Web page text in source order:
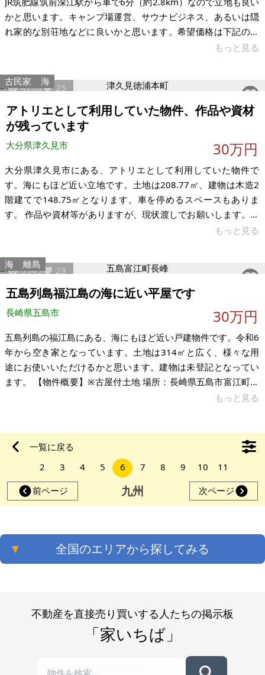
かと思います。キャンプ場運営、サウナビジネス、あるいは隠
れ家的な別荘地などに良いかと思います。希望価格は下記の通
りですが、ご相談に応じます。手付かずの土地であるため、
土地のみ 場所：福岡県糸島市二丈深江 土地：3,765㎡（約
1,139坪） 建物： 構造： 現況：原野 希望価格：600万円（ご相
談に応じます） ※現状有姿、および公簿売買でのお取引きとな
ります。
もっと見る
4208 25
古民家 海
アトリエとして利用していた物件、作品や資材
が残っています
大分県津久見市 30万円
大分県津久見市にある、アトリエとして利用していた物件で
す。海にもほど近い立地です。土地は208.77㎡、建物は木造2
階建てで148.75㎡となります。車を停めるスペースもありま
す。 作品や資材等がありますが、現状渡しでお願いします。ま
た屋根が破損しているため修繕の必要があるかと思います。
地：208.77㎡ 建物：148.75㎡ 構造：木造2階建て 現況：空き
家 希望価格：30万円（税込） ※現状有姿、および公簿売買での
お取引きとなります。 ※問い合わせ多数あるいは取引条件等に
より、上記と実際の取引価格とが異なる価格にて商談合意
もっと見る
5345 29
海 離島
五島列島福江島の海に近い平屋です
長崎県五島市 30万円
五島列島の福江島にある、海にもほど近い戸建物件です。令和6
年から空き家となっています。土地は314㎡と広く、様々な用
途にお使いいただけるかと思います。建物は未登記となってい
ます。 【物件概要】※古屋付土地 場所：長崎県五島市富江町長
峰 土地：314.20㎡ 建物：124.06㎡ 構造：木造平屋 現況：空き
合わせ多数あるいは取引条件等により、上記と実際の取引価格
とが異なる価格にて商談合意される場合もあります。 ※物件を
安く購入しても、購入後の維持費（税金、修繕費など
もっと見る
一覧に戻る
2
3 4 5 6 7 8 9 10
11
前ページ
九州 次ページ
▼ 全国のエリアから探してみる
不動産を直接売り買いする人たちの掲示板
「家いちば」